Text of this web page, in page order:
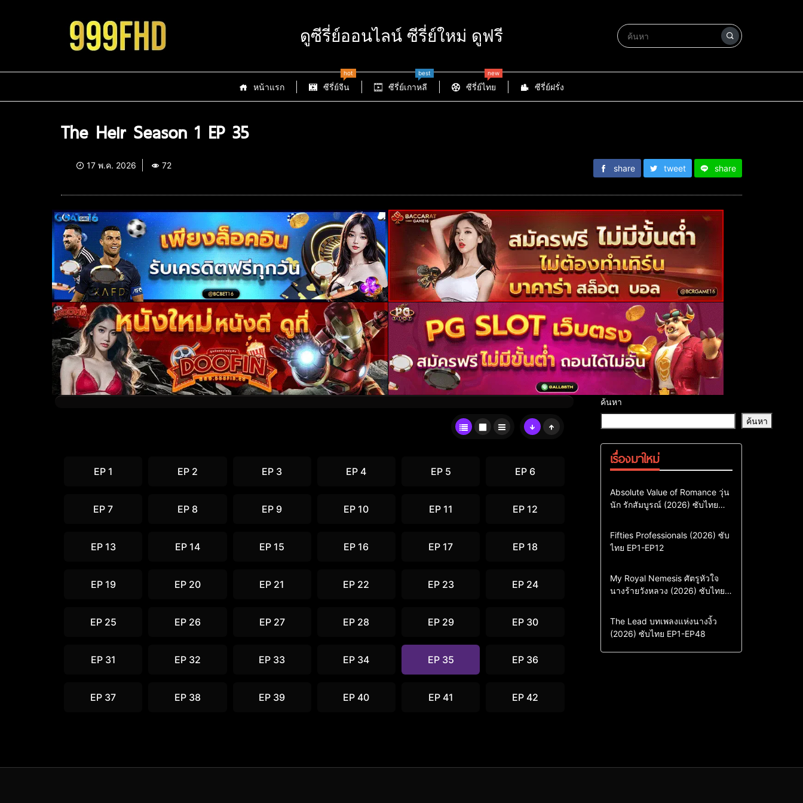
ดูซีรี่ย์ออนไลน์ ซีรี่ย์ใหม่ ดูฟรี
หน้าแรก ซีรี่ย์จีน
hot
ซีรี่ย์เกาหลี
best
ซีรี่ย์ไทย
new
ซีรี่ย์ฝรั่ง
The Heir Season 1 EP 35
17 พ.ค. 2026 72 share tweet share
EP 1 EP 2 EP 3 EP 4 EP 5 EP 6
EP 7 EP 8 EP 9 EP 10 EP 11 EP 12
EP 13 EP 14 EP 15 EP 16 EP 17 EP 18
EP 19 EP 20 EP 21 EP 22 EP 23 EP 24
EP 25 EP 26 EP 27 EP 28 EP 29 EP 30
EP 31 EP 32 EP 33 EP 34 EP 35 EP 36
EP 37 EP 38 EP 39 EP 40 EP 41 EP 42
ค้นหา
ค้นหา
เรื่องมาใหม่
Comedy Drama
ซีรี่ย์เกาหลี
ซีรี่ย์เกาหลีซับไทย
Absolute Value of Romance วุ่น
นัก รักสัมบูรณ์ (2026) ซับไทย
Action & Adventure
Comedy
Drama
ซีรี่ย์เกาหลี
Fifties Professionals (2026) ซับ
ไทย EP1-EP12
Comedy
Drama
Sci-Fi & Fantasy
ซีรี่ย์เกาหลี
My Royal Nemesis ศัตรูหัวใจ
นางร้ายวังหลวง (2026) ซับไทย
Drama
ซีรี่ย์จีน
ซีรี่ย์จีนซับไทย
The Lead บทเพลงแห่งนางงิ้ว
(2026) ซับไทย EP1-EP48